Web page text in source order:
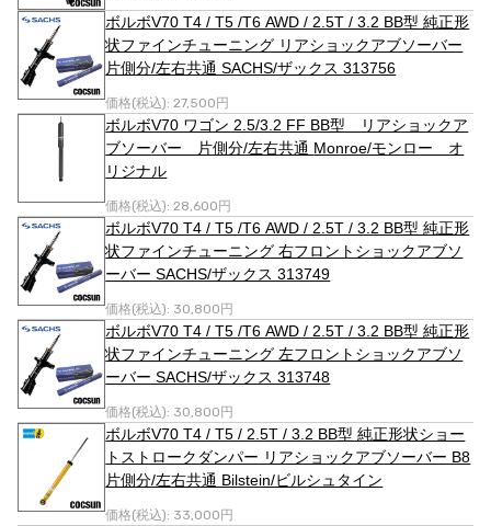
ボルボV70 T4 / T5 /T6 AWD / 2.5T / 3.2 BB型 純正形
状ファインチューニング リアショックアブソーバー
片側分/左右共通 SACHS/ザックス 313756
価格(税込): 27,500円
ボルボV70 ワゴン 2.5/3.2 FF BB型 リアショックア
ブソーバー 片側分/左右共通 Monroe/モンロー オ
リジナル
価格(税込): 28,600円
ボルボV70 T4 / T5 /T6 AWD / 2.5T / 3.2 BB型 純正形
状ファインチューニング 右フロントショックアブソ
ーバー SACHS/ザックス 313749
価格(税込): 30,800円
ボルボV70 T4 / T5 /T6 AWD / 2.5T / 3.2 BB型 純正形
状ファインチューニング 左フロントショックアブソ
ーバー SACHS/ザックス 313748
価格(税込): 30,800円
ボルボV70 T4 / T5 / 2.5T / 3.2 BB型 純正形状ショー
トストロークダンパー リアショックアブソーバー B8
片側分/左右共通 Bilstein/ビルシュタイン
価格(税込): 33,000円